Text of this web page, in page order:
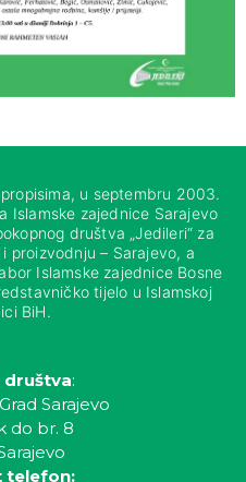
u septembru 2003.
Islamske zajednice Sarajevo
društva „Jedileri“ za
proizvodnju – Sarajevo, a
Islamske zajednice Bosne
tijelo u Islamskoj
BiH.
društva:
Sarajevo
do br. 8
telefon: